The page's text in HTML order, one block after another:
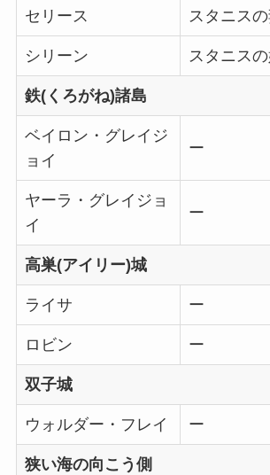
セリース スタニス
シリーン スタニス
鉄(くろがね)諸島
ベイロン・グレイジ
ョイ
ー
ヤーラ・グレイジョ
イ
ー
高巣(アイリー)城
ライサ ー
ロビン ー
双子城
ウォルダー・フレイ ー
狭い海の向こう側